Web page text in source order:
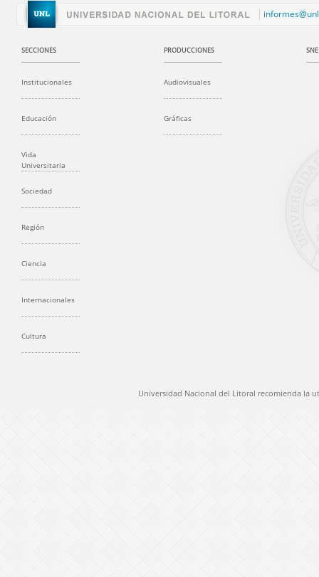
SECCIONES
Institucionales
Educación
Vida
Universitaria
Sociedad
Región
Ciencia
Internacionales
Cultura
PRODUCCIONES
Audiovisuales
Gráficas
SNE
Universidad Nacional del Litoral recomienda la